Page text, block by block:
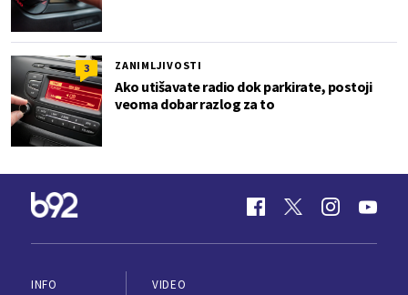
3 ZANIMLJIVOSTI
Ako utišavate radio dok parkirate, postoji
veoma dobar razlog za to
INFO
VIDEO